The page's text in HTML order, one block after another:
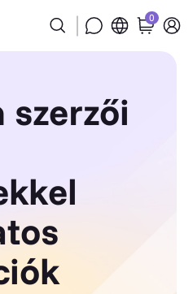
0
szerzői